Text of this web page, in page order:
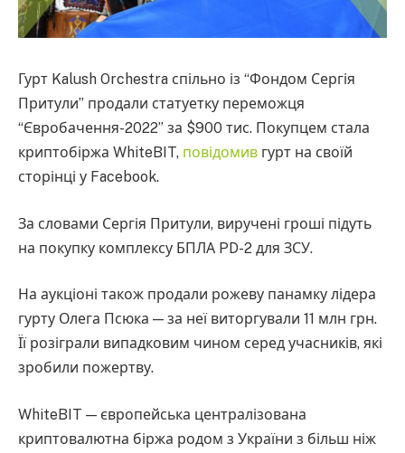
Гурт Kalush Orchestra спільно із “Фондом Сергія
Притули” продали статуетку переможця
“Євробачення-2022” за $900 тис. Покупцем стала
криптобіржа WhiteBIT, повідомив гурт на своїй
сторінці у Facebook.
За словами Сергія Притули, виручені гроші підуть
на покупку комплексу БПЛА PD-2 для ЗСУ.
На аукціоні також продали рожеву панамку лідера
гурту Олега Псюка — за неї виторгували 11 млн грн.
Її розіграли випадковим чином серед учасників, які
зробили пожертву.
WhiteBIT — європейська централізована
криптовалютна біржа родом з України з більш ніж